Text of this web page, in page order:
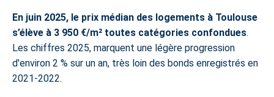
En juin 2025, le prix médian des logements à Toulouse
s’élève à 3 950 €/m² toutes catégories confondues.
Les chiffres 2025, marquent une légère progression
d'environ 2 % sur un an, très loin des bonds enregistrés en
2021-2022.